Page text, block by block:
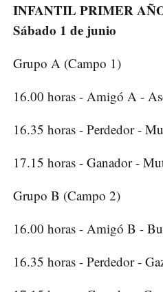
INFANTIL PRIMER
Sábado 1 de junio
Grupo A (Campo 1)
16.00 horas - Amigó A -
16.35 horas - Perdedor -
17.15 horas - Ganador -
Grupo B (Campo 2)
16.00 horas - Amigó B -
16.35 horas - Perdedor -